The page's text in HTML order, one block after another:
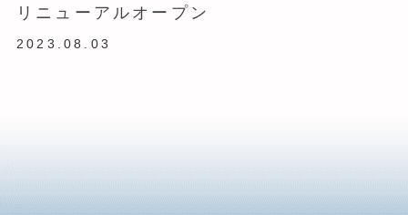
リニューアルオープン
2023.08.03